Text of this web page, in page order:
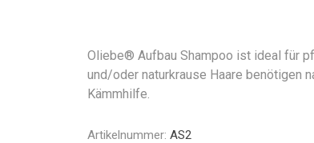
Oliebe® Aufbau Shampoo ist ideal für
und/oder naturkrause Haare benötigen
Kämmhilfe.
Artikelnummer: AS2